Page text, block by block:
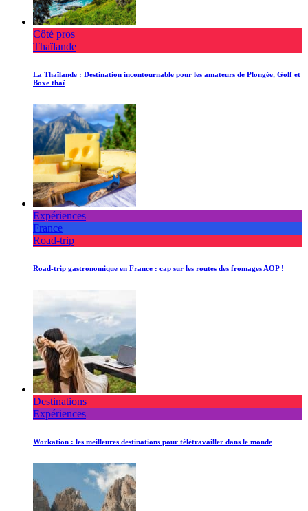
Côté pros
Thaïlande
La Thaïlande : Destination incontournable pour les amateurs de Plongée, Golf et
Boxe thaï
Expériences
France
Road-trip
Road-trip gastronomique en France : cap sur les routes des fromages AOP !
Destinations
Expériences
Workation : les meilleures destinations pour télétravailler dans le monde